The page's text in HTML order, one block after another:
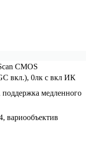
CMOS
вкл.), 0лк с вкл ИК
поддержка медленного
вариообъектив